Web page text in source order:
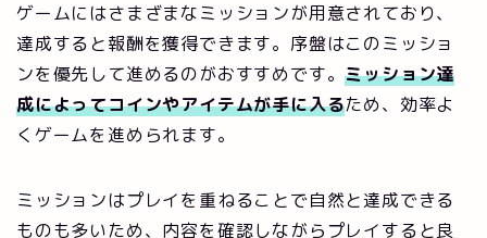
ゲームにはさまざまなミッションが用意されており、
達成すると報酬を獲得できます。序盤はこのミッショ
ンを優先して進めるのがおすすめです。ミッション達
成によってコインやアイテムが手に入るため、効率よ
くゲームを進められます。
ミッションはプレイを重ねることで自然と達成できる
ものも多いため、内容を確認しながらプレイすると良